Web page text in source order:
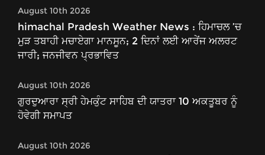
August 10th 2026
himachal Pradesh Weather News : ਹਿਮਾਚਲ ’ਚ
ਮੁੜ ਤਬਾਹੀ ਮਚਾਏਗਾ ਮਾਨਸੂਨ; 2 ਦਿਨਾਂ ਲਈ ਆਰੇਂਜ ਅਲਰਟ
ਜਾਰੀ; ਜਨਜੀਵਨ ਪ੍ਰਭਾਵਿਤ
August 10th 2026
ਗੁਰਦੁਆਰਾ ਸ੍ਰੀ ਹੇਮਕੁੰਟ ਸਾਹਿਬ ਦੀ ਯਾਤਰਾ 10 ਅਕਤੂਬਰ ਨੂੰ
ਹੋਵੇਗੀ ਸਮਾਪਤ
August 10th 2026